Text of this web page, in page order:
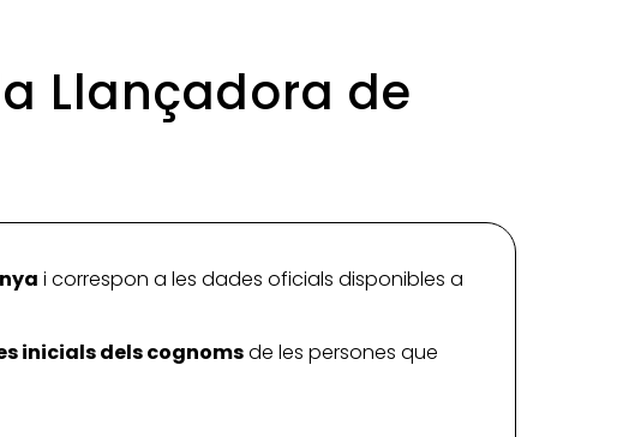
Llançadora de
i correspon a les dades oficials disponibles a
inicials dels cognomsde les persones que